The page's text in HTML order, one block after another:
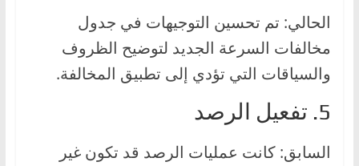
الحالي: تم تحسين التوجيهات في جدول
مخالفات السرعة الجديد لتوضيح الظروف
والسياقات التي تؤدي إلى تطبيق المخالفة.
5. تفعيل الرصد
السابق: كانت عمليات الرصد قد تكون غير